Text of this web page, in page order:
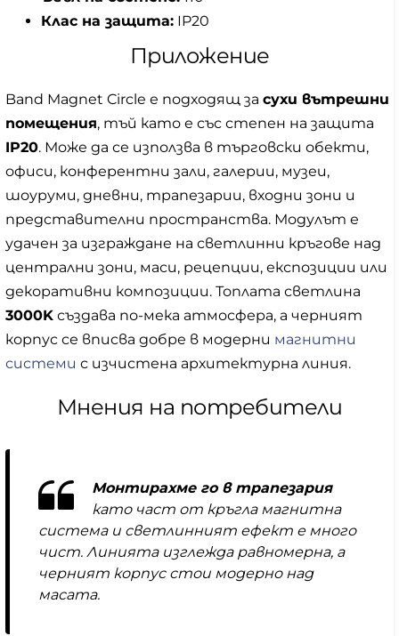
Клас на защита: IP20
Приложение
Band Magnet Circle е подходящ за сухи вътрешни
помещения, тъй като е със степен на защита
IP20. Може да се използва в търговски обекти,
офиси, конферентни зали, галерии, музеи,
шоуруми, дневни, трапезарии, входни зони и
представителни пространства. Модулът е
удачен за изграждане на светлинни кръгове над
централни зони, маси, рецепции, експозиции или
декоративни композиции. Топлата светлина
3000K създава по-мека атмосфера, а черният
корпус се вписва добре в модерни магнитни
системи с изчистена архитектурна линия.
Мнения на потребители
Монтирахме го в трапезария
като част от кръгла магнитна
система и светлинният ефект е много
чист. Линията изглежда равномерна, а
черният корпус стои модерно над
масата.